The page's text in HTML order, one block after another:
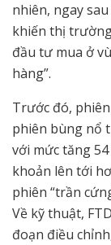
nhiên, ngay
khiến thị
đầu tư mua ở
hàng”.
Trước đó,
phiên bùng nổ
với mức tăng
khoản lên tới
phiên “trần
Về kỹ thuật,
đoạn điều